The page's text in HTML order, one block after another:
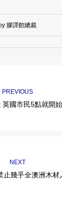
膠譯館總裁
PREVIOUS
國市民5點就開
NEXT
止幾乎全澳洲木材